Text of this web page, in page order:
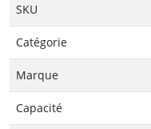
SKU
Catégorie
Marque
Capacité